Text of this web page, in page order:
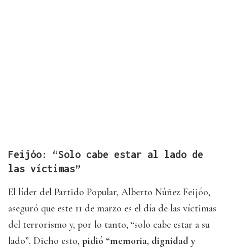
Feijóo: “Solo cabe estar al lado de
las víctimas”
El líder del Partido Popular, Alberto Núñez Feijóo,
aseguró que este 11 de marzo es el día de las víctimas
del terrorismo y, por lo tanto, “solo cabe estar a su
lado”. Dicho esto, pidió “memoria, dignidad y